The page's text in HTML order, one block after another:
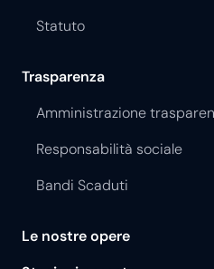
Statuto
Trasparenza
Amministrazione
Responsabilità sociale
Bandi Scaduti
Le nostre opere